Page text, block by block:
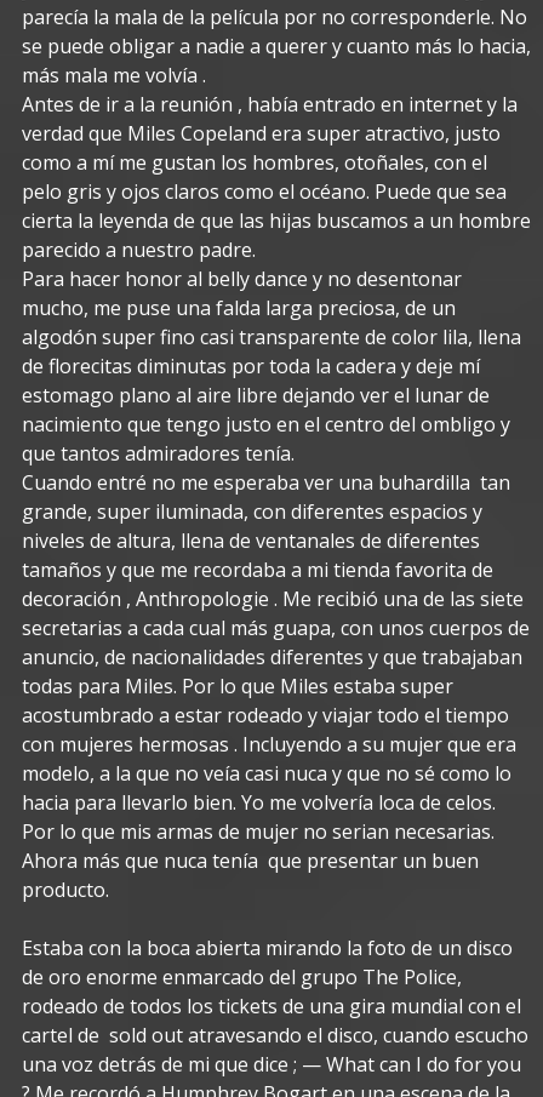
parecía la mala de la película por no corresponderle. No
se puede obligar a nadie a querer y cuanto más lo hacia,
más mala me volvía .
Antes de ir a la reunión , había entrado en internet y la
verdad que Miles Copeland era super atractivo, justo
como a mí me gustan los hombres, otoñales, con el
pelo gris y ojos claros como el océano. Puede que sea
cierta la leyenda de que las hijas buscamos a un hombre
parecido a nuestro padre.
Para hacer honor al belly dance y no desentonar
mucho, me puse una falda larga preciosa, de un
algodón super fino casi transparente de color lila, llena
de florecitas diminutas por toda la cadera y deje mí
estomago plano al aire libre dejando ver el lunar de
nacimiento que tengo justo en el centro del ombligo y
que tantos admiradores tenía.
Cuando entré no me esperaba ver una buhardilla tan
grande, super iluminada, con diferentes espacios y
niveles de altura, llena de ventanales de diferentes
tamaños y que me recordaba a mi tienda favorita de
decoración , Anthropologie . Me recibió una de las siete
secretarias a cada cual más guapa, con unos cuerpos de
anuncio, de nacionalidades diferentes y que trabajaban
todas para Miles. Por lo que Miles estaba super
acostumbrado a estar rodeado y viajar todo el tiempo
con mujeres hermosas . Incluyendo a su mujer que era
modelo, a la que no veía casi nuca y que no sé como lo
hacia para llevarlo bien. Yo me volvería loca de celos.
Por lo que mis armas de mujer no serian necesarias.
Ahora más que nuca tenía que presentar un buen
producto.
Estaba con la boca abierta mirando la foto de un disco
de oro enorme enmarcado del grupo The Police,
rodeado de todos los tickets de una gira mundial con el
cartel de sold out atravesando el disco, cuando escucho
una voz detrás de mi que dice ; — What can I do for you